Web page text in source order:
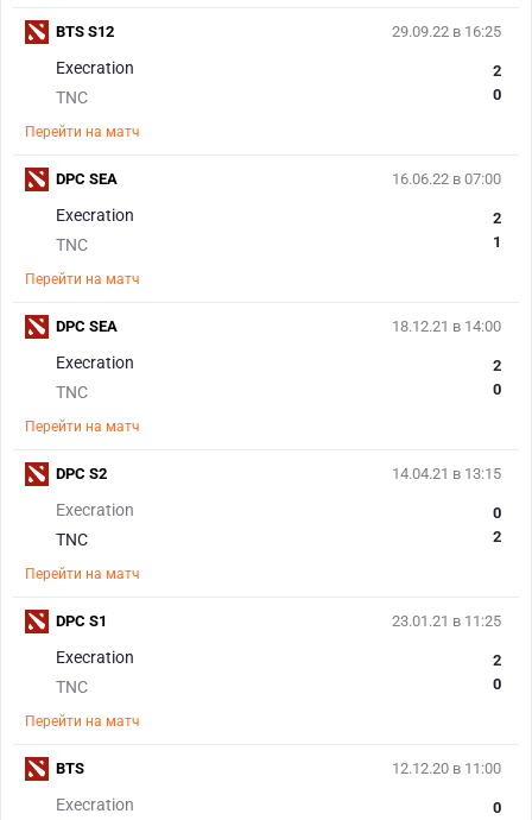
29.09.22 в 16:25
Execration
TNC
2
0
Перейти на матч
BTS S12
16.06.22 в 07:00
Execration
TNC
2
1
Перейти на матч
DPC SEA
18.12.21 в 14:00
Execration
TNC
2
0
Перейти на матч
DPC SEA
14.04.21 в 13:15
Execration
TNC
0
2
Перейти на матч
DPC S2
23.01.21 в 11:25
Execration
TNC
2
0
Перейти на матч
DPC S1
12.12.20 в 11:00
Execration
0
BTS